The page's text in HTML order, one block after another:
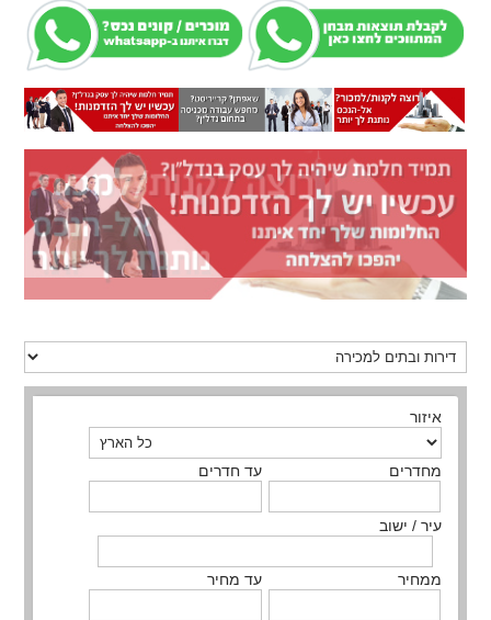
איזור
מחדרים עד חדרים
עיר / ישוב
ממחיר עד מחיר